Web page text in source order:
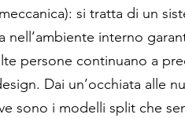
si tratta di un
nell’ambiente interno
persone continuano a
Dai un’occhiata alle
sono i modelli split che